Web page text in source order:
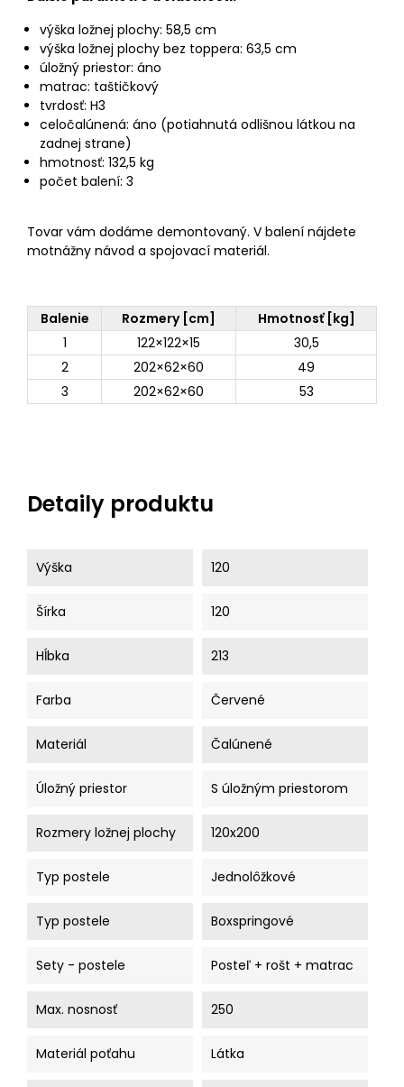
výška ložnej plochy: 58,5 cm
výška ložnej plochy bez toppera: 63,5 cm
úložný priestor: áno
matrac: taštičkový
tvrdosť: H3
celočalúnená: áno (potiahnutá odlišnou látkou na
zadnej strane)
hmotnosť: 132,5 kg
počet balení: 3
Tovar vám dodáme demontovaný. V balení nájdete
motnážny návod a spojovací materiál.
Balenie Rozmery [cm]
Hmotnosť [kg]
1
122×122×15
30,5
2
202×62×60
49
3
202×62×60 53
Detaily produktu
Výška 120
Šírka 120
Hĺbka 213
Farba Červené
Materiál Čalúnené
Úložný priestor S úložným priestorom
Rozmery ložnej plochy 120x200
Typ postele Jednolôžkové
Typ postele Boxspringové
Sety - postele Posteľ + rošt + matrac
Max. nosnosť 250
Materiál poťahu Látka